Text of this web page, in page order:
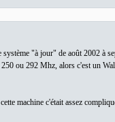
"à jour" de août 2002 à
ou 292 Mhz, alors c'est un
machine c'était assez